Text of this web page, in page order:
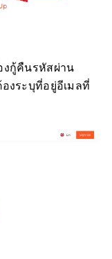
งกู้คืนรหัสผ่าน
ระบุที่อยู่อีเมลที่